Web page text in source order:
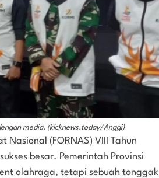
media. (kicknews.today/Anggi)
(FORNAS) VIII Tahun
besar. Pemerintah Provinsi
olahraga, tetapi sebuah tonggak